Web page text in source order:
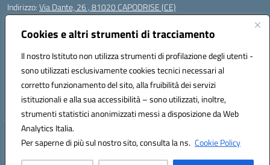
Cookies e altri strumenti di tracciamento
Il nostro Istituto non utilizza strumenti di profilazione degli utenti -
sono utilizzati esclusivamente cookies tecnici necessari al
corretto funzionamento del sito, alla fruibilità dei servizi
istituzionali e alla sua accessibilità – sono utilizzati, inoltre,
strumenti statistici anonimizzati messi a disposizione da Web
Analytics Italia.
Per saperne di più sul nostro sito, consulta la ns. Cookie Policy
Indirizzo:Via Dante, 26 , 81020 CAPODRISE (CE)
Centralino:
Posta elettronica certificata (PEC):CEIC83000V@pec.istruzione.it
Codice fiscale: 80103200616
Codice meccanografico:CEIC83000V
Codice Indice delle Pubbliche Amministrazioni (IPA): istsc_ceic83000v
Codice unico di fatturazione (CUF): UFO76N
Hosting & Powered by 3D Solution S.r.l.
Concept & Design by Designers Italia